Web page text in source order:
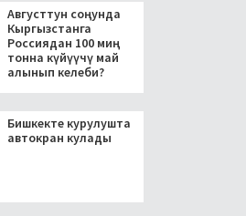
Августтун соңунда
Кыргызстанга
Россиядан 100 миң
тонна күйүүчү май
алынып келеби?
Бишкекте курулушта
автокран кулады